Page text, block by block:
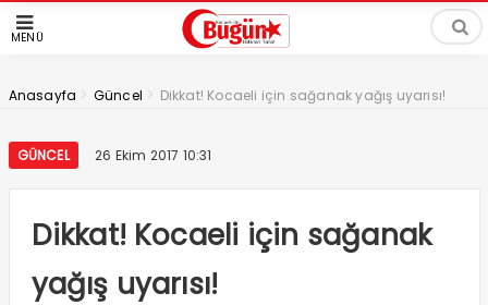
MENÜ
Anasayfa > Güncel > Dikkat! Kocaeli için sağanak yağış uyarısı!
GÜNCEL 26 Ekim 2017 10:31
Dikkat! Kocaeli için sağanak
yağış uyarısı!